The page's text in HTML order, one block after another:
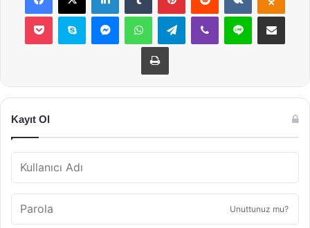
Pocket Skype MessengerWhatsAppTelegramViber Line E-Posta ile
Yazdır
Kayıt Ol
Unuttunuz mu?